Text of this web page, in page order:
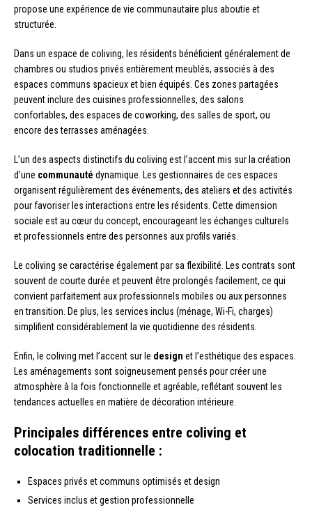
propose une expérience de vie communautaire plus aboutie et
structurée.
Dans un espace de coliving, les résidents bénéficient généralement de
chambres ou studios privés entièrement meublés, associés à des
espaces communs spacieux et bien équipés. Ces zones partagées
peuvent inclure des cuisines professionnelles, des salons
confortables, des espaces de coworking, des salles de sport, ou
encore des terrasses aménagées.
L’un des aspects distinctifs du coliving est l’accent mis sur la création
d’une communauté dynamique. Les gestionnaires de ces espaces
organisent régulièrement des événements, des ateliers et des activités
pour favoriser les interactions entre les résidents. Cette dimension
sociale est au cœur du concept, encourageant les échanges culturels
et professionnels entre des personnes aux profils variés.
Le coliving se caractérise également par sa flexibilité. Les contrats sont
souvent de courte durée et peuvent être prolongés facilement, ce qui
convient parfaitement aux professionnels mobiles ou aux personnes
en transition. De plus, les services inclus (ménage, Wi-Fi, charges)
simplifient considérablement la vie quotidienne des résidents.
Enfin, le coliving met l’accent sur le design et l’esthétique des espaces.
Les aménagements sont soigneusement pensés pour créer une
atmosphère à la fois fonctionnelle et agréable, reflétant souvent les
tendances actuelles en matière de décoration intérieure.
Principales différences entre coliving et
colocation traditionnelle :
Espaces privés et communs optimisés et design
Services inclus et gestion professionnelle